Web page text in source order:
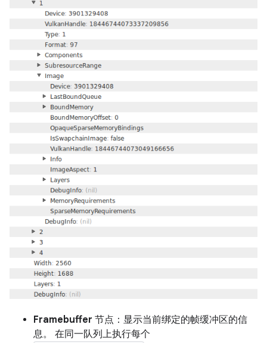
Framebuffer 节点：显示当前绑定的帧缓冲区的信
息。 在同一队列上执行每个